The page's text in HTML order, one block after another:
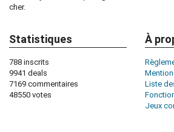
cher.
Statistiques
788 inscrits
9941 deals
7169 commentaires
48550 votes
À
Liste
Jeux